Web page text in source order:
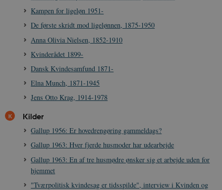
Kampen for ligeløn 1951-
De første skridt mod ligelønnen, 1875-1950
Anna Olivia Nielsen, 1852-1910
Kvinderådet 1899-
Dansk Kvindesamfund 1871-
Elna Munch, 1871-1945
Jens Otto Krag, 1914-1978
Kilder
Gallup 1956: Er hovedrengøring gammeldags?
Gallup 1963: Hver fjerde husmoder har udearbejde
Gallup 1963: En af tre husmødre ønsker sig et arbejde uden for
hjemmet
"Tværpolitisk kvindesag er tidsspilde", interview i Kvinden og
Navn
be_typo_user
TYPO3 Association
sp_landing